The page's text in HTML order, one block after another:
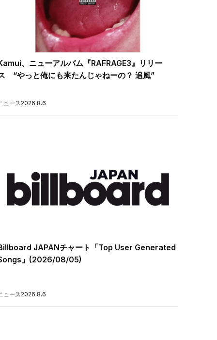
、ニューアルバム『RAFRAGE3』リリー
“やっと俺にも来たんじゃねーの？ 追風”
ュース2026.8.6
JAPANチャート「Top User Generated
」(2026/08/05)
ュース2026.8.6